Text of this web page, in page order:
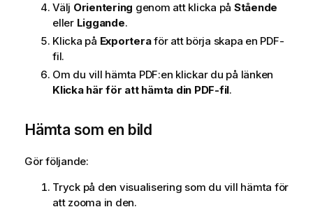
Välj Orientering genom att klicka på Stående
eller Liggande.
Klicka på Exporteraför att börja skapa en PDF-
fil.
Om du vill hämta PDF:en klickar du på länken
Klicka här för att hämta din PDF-fil.
Hämta som en bild
Gör följande:
Tryck på den visualisering som du vill hämta för
att zooma in den.